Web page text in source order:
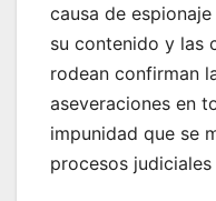
causa de
su contenido y las
rodean confirman
aseveraciones en
impunidad que se
procesos judiciales